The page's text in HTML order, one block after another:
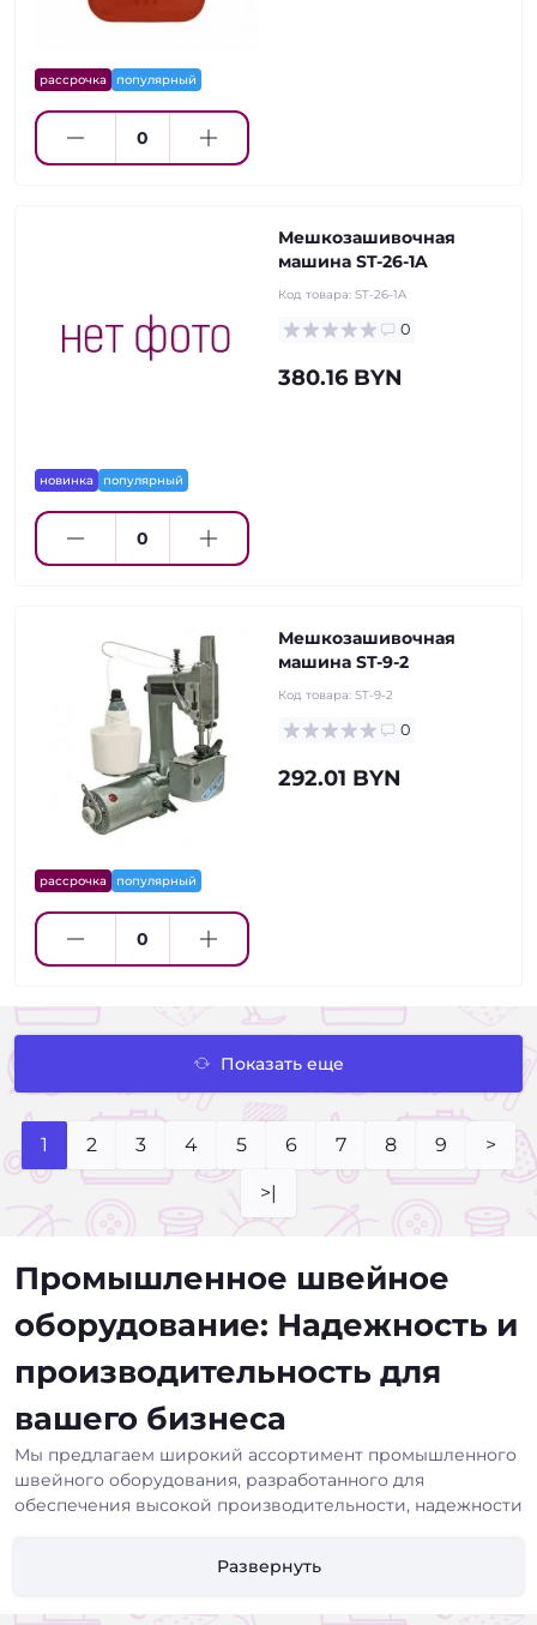
рассрочка популярный
новинка популярный
Мешкозашивочная
машина ST-26-1A
Код товара: ST-26-1A
0
380.16 BYN
рассрочка популярный
Мешкозашивочная
машина ST-9-2
Код товара: ST-9-2
0
292.01 BYN
Показать еще
1 2 3 4 5 6 7 8 9 >
>|
Промышленное швейное
оборудование: Надежность и
производительность для
вашего бизнеса
Мы предлагаем широкий ассортимент промышленного
швейного оборудования, разработанного для
обеспечения высокой производительности, надежности
фабрик, ателье, мастерских и других предприятий,
Развернуть